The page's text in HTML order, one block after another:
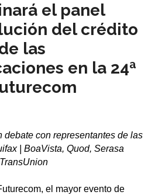
el panel
del crédito
las
en la 24ª
debate con representantes de las
| BoaVista, Quod, Serasa
el mayor evento de